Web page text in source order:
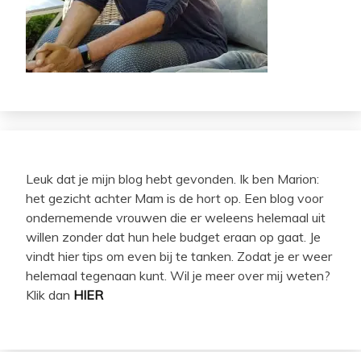
Leuk dat je mijn blog hebt gevonden. Ik ben Marion:
het gezicht achter Mam is de hort op. Een blog voor
ondernemende vrouwen die er weleens helemaal uit
willen zonder dat hun hele budget eraan op gaat. Je
vindt hier tips om even bij te tanken. Zodat je er weer
helemaal tegenaan kunt. Wil je meer over mij weten?
Klik dan HIER